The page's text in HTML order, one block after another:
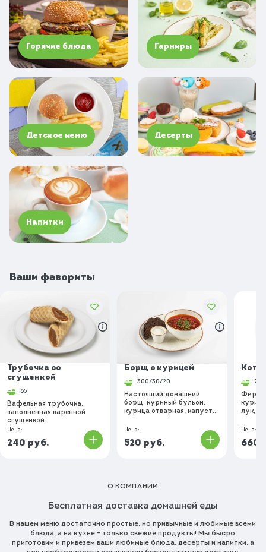
Горячие блюда Гарниры
Детское меню Десерты
Напитки
Ваши фавориты
Трубочка со
сгущенкой
65
Вафельная трубочка,
заполненная варённой
сгущенкой.
Цена:
240 руб.
Борщ с курицей
300/30/20
Настоящий домашний
борщ: куриный бульон,
курица отварная, капуста
морковь, лук репчатый,
томатная паста, масло
горошек. Идёт со сметаной
Украшается рубленной
петрушкой.
Цена:
520 руб.
240
лук,
черри,
Цена:
660
О КОМПАНИИ
Бесплатная доставка домашней еды
В нашем меню достаточно простые, но привычные и любимые всеми
блюда, а на кухне - только свежие продукты! Мы бысро
приготовим и привезем ваши любимые блюда, десерты и напитки, а